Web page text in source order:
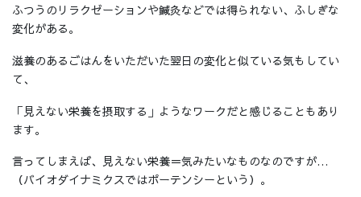
ふつうのリラクゼーションや鍼灸などでは得られない、ふしぎな
変化がある。
滋養のあるごはんをいただいた翌日の変化と似ている気もしてい
て、
「見えない栄養を摂取する」ようなワークだと感じることもあり
ます。
言ってしまえば、見えない栄養＝気みたいなものなのですが…
（バイオダイナミクスではポーテンシーという）。